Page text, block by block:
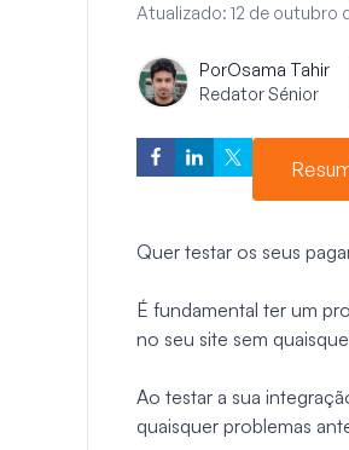
Atualizado: 12 de outubro
PorOsama Tahir
Redator Sénior
Quer testar os seus
É fundamental ter um
no seu site sem
Ao testar a sua
quaisquer problemas